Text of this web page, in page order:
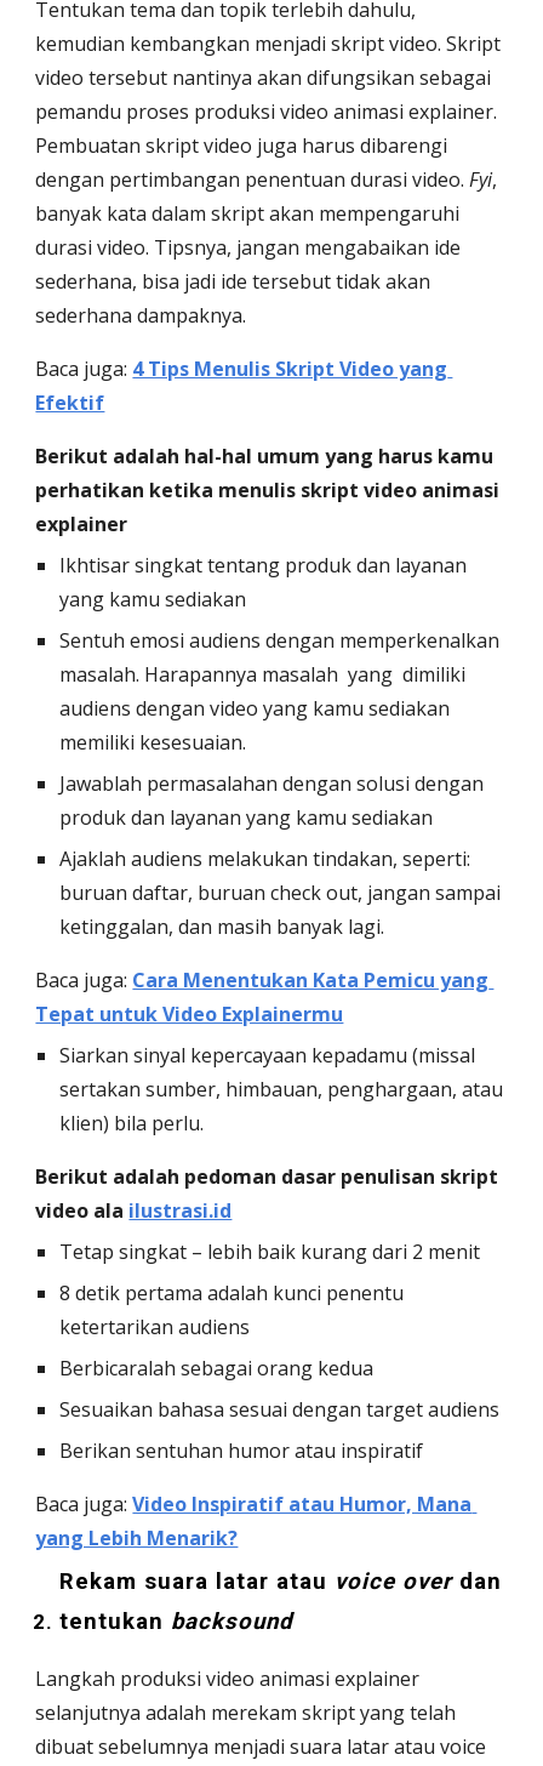
Tentukan tema dan topik terlebih dahulu,
kemudian kembangkan menjadi skript video. Skript
video tersebut nantinya akan difungsikan sebagai
pemandu proses produksi video animasi explainer.
Pembuatan skript video juga harus dibarengi
dengan pertimbangan penentuan durasi video. Fyi,
banyak kata dalam skript akan mempengaruhi
durasi video. Tipsnya, jangan mengabaikan ide
sederhana, bisa jadi ide tersebut tidak akan
sederhana dampaknya.
Baca juga: 4 Tips Menulis Skript Video yang
Efektif
Berikut adalah hal-hal umum yang harus kamu
perhatikan ketika menulis skript video animasi
explainer
Ikhtisar singkat tentang produk dan layanan
yang kamu sediakan
Sentuh emosi audiens dengan memperkenalkan
masalah. Harapannya masalah  yang  dimiliki
audiens dengan video yang kamu sediakan
memiliki kesesuaian.
Jawablah permasalahan dengan solusi dengan
produk dan layanan yang kamu sediakan
Ajaklah audiens melakukan tindakan, seperti:
buruan daftar, buruan check out, jangan sampai
ketinggalan, dan masih banyak lagi.
Baca juga: Cara Menentukan Kata Pemicu yang
Tepat untuk Video Explainermu
Siarkan sinyal kepercayaan kepadamu (missal
sertakan sumber, himbauan, penghargaan, atau
klien) bila perlu.
Berikut adalah pedoman dasar penulisan skript
video ala ilustrasi.id
Tetap singkat – lebih baik kurang dari 2 menit
8 detik pertama adalah kunci penentu
ketertarikan audiens
Berbicaralah sebagai orang kedua
Sesuaikan bahasa sesuai dengan target audiens
Berikan sentuhan humor atau inspiratif
Baca juga: Video Inspiratif atau Humor, Mana
yang Lebih Menarik?
Rekam suara latar atau voice over dan
tentukan backsound
Langkah produksi video animasi explainer
selanjutnya adalah merekam skript yang telah
dibuat sebelumnya menjadi suara latar atau voice